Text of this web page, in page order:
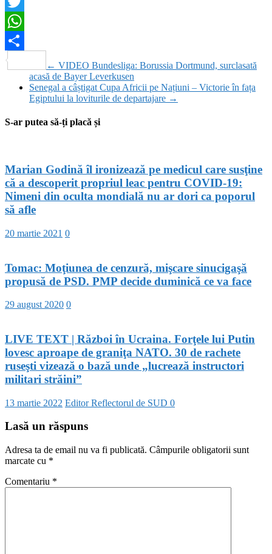
Twitter
WhatsApp
Partajează
← VIDEO Bundesliga: Borussia Dortmund, surclasată
acasă de Bayer Leverkusen
Senegal a câștigat Cupa Africii pe Națiuni – Victorie în fața
Egiptului la loviturile de departajare →
S-ar putea să-ți placă și
Marian Godină îl ironizează pe medicul care susţine
că a descoperit propriul leac pentru COVID-19:
Nimeni din oculta mondială nu ar dori ca poporul
să afle
20 martie 2021 0
Tomac: Moţiunea de cenzură, mişcare sinucigaşă
propusă de PSD. PMP decide duminică ce va face
29 august 2020 0
LIVE TEXT | Război în Ucraina. Forţele lui Putin
lovesc aproape de graniţa NATO. 30 de rachete
ruseşti vizează o bază unde „lucrează instructori
militari străini”
13 martie 2022 Editor Reflectorul de SUD 0
Lasă un răspuns
Adresa ta de email nu va fi publicată. Câmpurile obligatorii sunt
marcate cu *
Comentariu *